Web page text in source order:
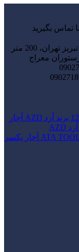
تماس بگیرید
نرسیده به پلیس راه تبریز تهران، 200 متر
معراج
آچار
آچار یکسر